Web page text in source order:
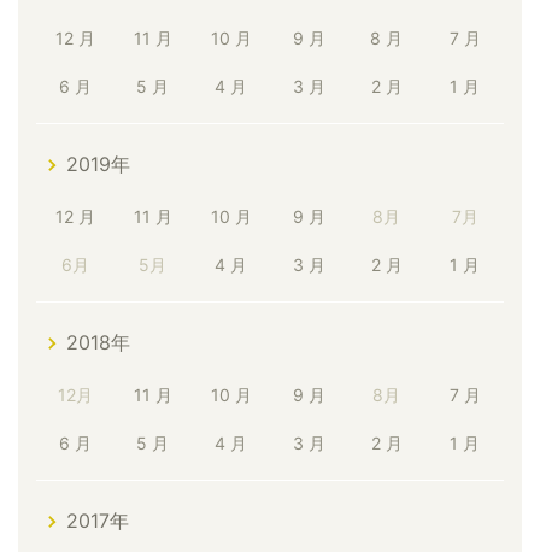
12 月 11 月 10 月 9 月 8 月 7 月
6 月 5 月 4 月 3 月 2 月 1 月
2019年
12 月 11 月 10 月 9 月 8月 7月
6月 5月 4 月 3 月 2 月 1 月
2018年
12月 11 月 10 月 9 月 8月 7 月
6 月 5 月 4 月 3 月 2 月 1 月
2017年